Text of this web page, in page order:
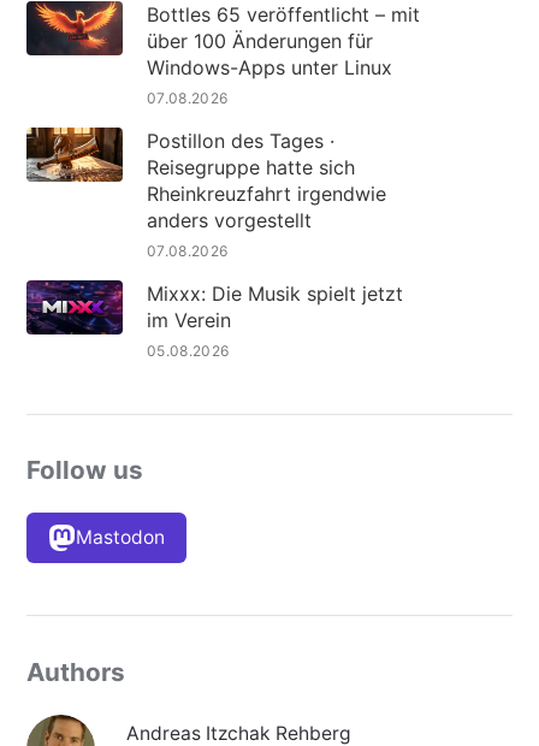
Bottles 65 veröffentlicht – mit
über 100 Änderungen für
Windows-Apps unter Linux
07.08.2026
Postillon des Tages ·
Reisegruppe hatte sich
Rheinkreuzfahrt irgendwie
anders vorgestellt
07.08.2026
Mixxx: Die Musik spielt jetzt
im Verein
05.08.2026
Follow us
Mastodon
Authors
Andreas Itzchak Rehberg